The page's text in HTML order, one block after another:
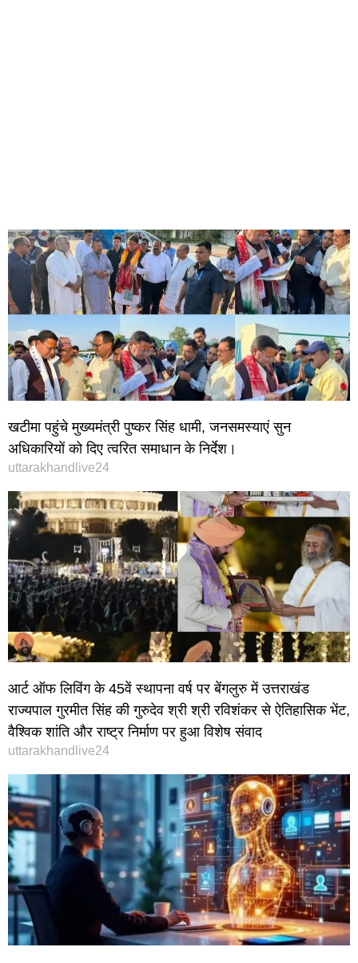
खटीमा पहुंचे मुख्यमंत्री पुष्कर सिंह धामी, जनसमस्याएं सुन
अधिकारियों को दिए त्वरित समाधान के निर्देश।
uttarakhandlive24
आर्ट ऑफ लिविंग के 45वें स्थापना वर्ष पर बेंगलुरु में उत्तराखंड
राज्यपाल गुरमीत सिंह की गुरुदेव श्री श्री रविशंकर से ऐतिहासिक भेंट,
वैश्विक शांति और राष्ट्र निर्माण पर हुआ विशेष संवाद
uttarakhandlive24